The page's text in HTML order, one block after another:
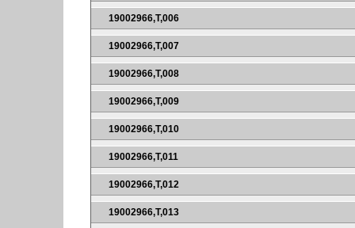
19002966,T,006
19002966,T,007
19002966,T,008
19002966,T,009
19002966,T,010
19002966,T,011
19002966,T,012
19002966,T,013